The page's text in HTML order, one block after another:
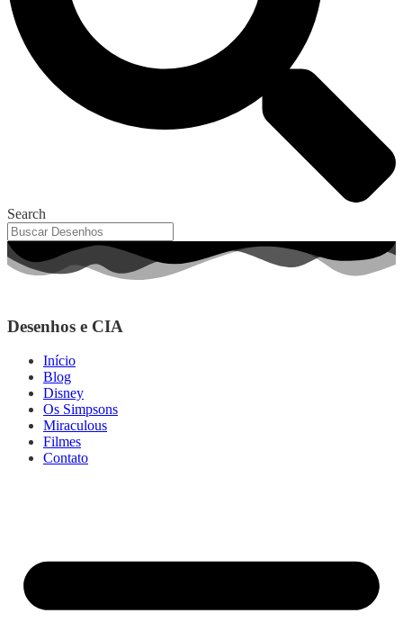
Search
Desenhos e CIA
Início
Blog
Disney
Os Simpsons
Miraculous
Filmes
Contato